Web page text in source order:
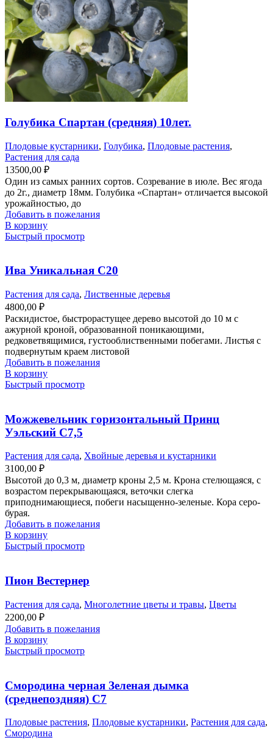
Голубика Спартан (средняя) 10лет.
Плодовые кустарники, Голубика, Плодовые растения,
Растения для сада
13500,00 ₽
Один из самых ранних сортов. Созревание в июле. Вес ягода
до 2г., диаметр 18мм. Голубика «Спартан» отличается высокой
урожайностью, до
Добавить в пожелания
В корзину
Быстрый просмотр
Ива Уникальная С20
Растения для сада, Лиственные деревья
4800,00 ₽
Раскидистое, быстрорастущее дерево высотой до 10 м с
ажурной кроной, образованной поникающими,
редковетвящимися, густооблиственными побегами. Листья с
подвернутым краем листовой
Добавить в пожелания
В корзину
Быстрый просмотр
Можжевельник горизонтальный Принц
Уэльский С7,5
Растения для сада, Хвойные деревья и кустарники
3100,00 ₽
Высотой до 0,3 м, диаметр кроны 2,5 м. Крона стелющаяся, с
возрастом перекрывающаяся, веточки слегка
приподнимающиеся, побеги насыщенно-зеленые. Кора серо-
бурая.
Добавить в пожелания
В корзину
Быстрый просмотр
Пион Вестернер
Растения для сада, Многолетние цветы и травы, Цветы
2200,00 ₽
Добавить в пожелания
В корзину
Быстрый просмотр
Смородина черная Зеленая дымка
(среднепоздняя) С7
Плодовые растения, Плодовые кустарники, Растения для сада,
Смородина